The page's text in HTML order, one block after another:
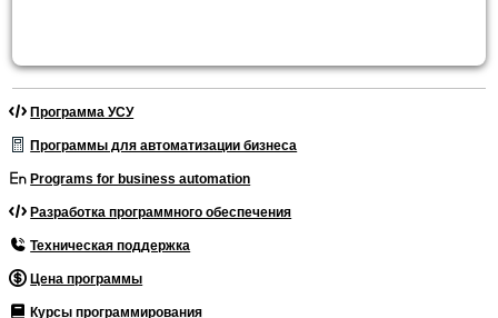
Программа УСУ
Программы для автоматизации бизнеса
Programs for business automation
Разработка программного обеспечения
Техническая поддержка
Цена программы
Курсы программирования